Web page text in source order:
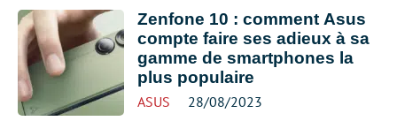
Zenfone 10 : comment Asus
compte faire ses adieux à sa
gamme de smartphones la
plus populaire
ASUS 28/08/2023